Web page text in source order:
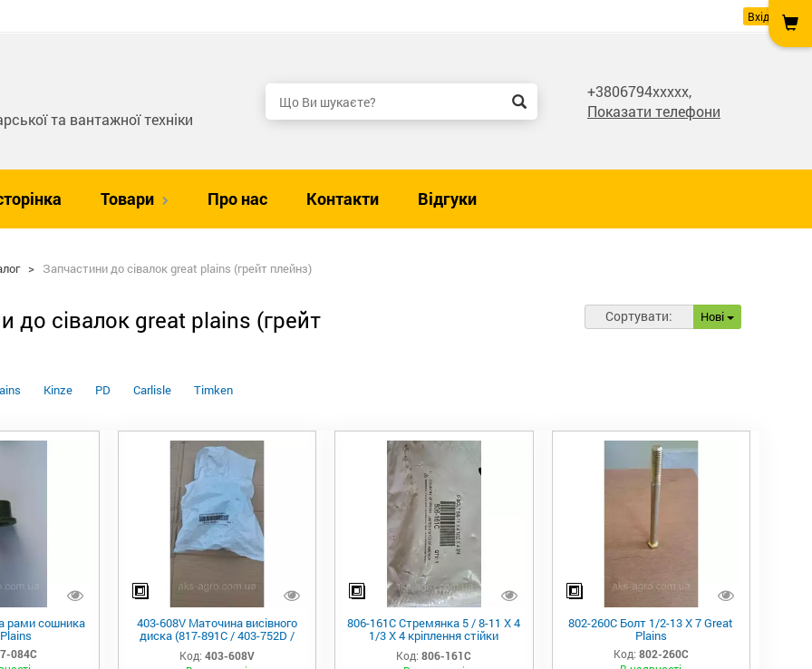
Вхід
та вантажної техніки
+3806794xxxxx,
Показати телефони
Товари Про нас Контакти Відгуки
> Запчастини до сівалок great plains (грейт плейнз)
до сівалок great plains (грейт
Сортувати: Нові
Kinze PD Carlisle Timken
рами сошника
084C
403-608V Маточина висівного
диска (817-891C / 403-752D /
403-562V), Great Plains
Код: 403-608V
806-161C Стремянка 5 / 8-11 X 4
1/3 X 4 кріплення стійки
культиватора Great Plains
Код: 806-161C
802-260C Болт 1/2-13 X 7 Great
Plains
Код: 802-260C